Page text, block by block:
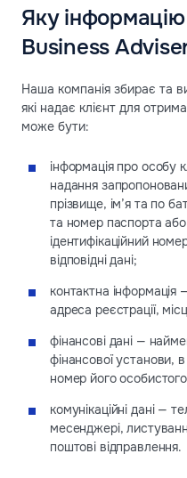
Яку
Business
Наша компанія збирає та
які надає клієнт для
може бути:
інформація про особу
надання
прізвище, ім’я та по
та номер паспорта
ідентифікаційний
відповідні дані;
контактна
адреса реєстрації,
фінансові дані —
фінансової установи, в
номер його
комунікаційні дані —
месенджері,
поштові відправлення.